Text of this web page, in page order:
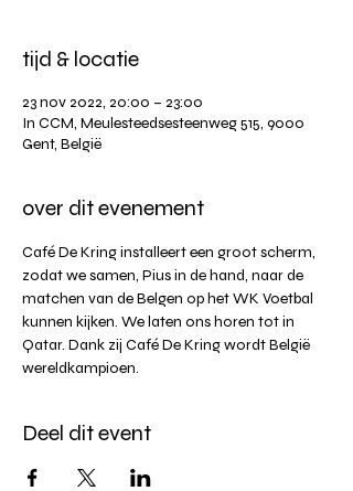
tijd & locatie
23 nov 2022, 20:00 – 23:00
In CCM, Meulesteedsesteenweg 515, 9000
Gent, België
over dit evenement
Café De Kring installeert een groot scherm,
zodat we samen, Pius in de hand, naar de
matchen van de Belgen op het WK Voetbal
kunnen kijken. We laten ons horen tot in
Qatar. Dank zij Café De Kring wordt België
wereldkampioen.
Deel dit event